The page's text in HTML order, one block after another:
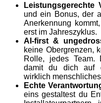
Leistungsgerechte
und ein Bonus, der
Anerkennung
erst im Jahreszyklus.
AI-first &
keine Obergrenzen,
Rolle, jedes Team.
damit du dich auf
wirklich
Echte
eins gestaltest du